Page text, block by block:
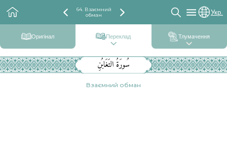
64. Взаємний
обман
Укр.
Оригінал Переклад Тлумачення
سُورَةُ التَغَابُنِ
Взаємний обман